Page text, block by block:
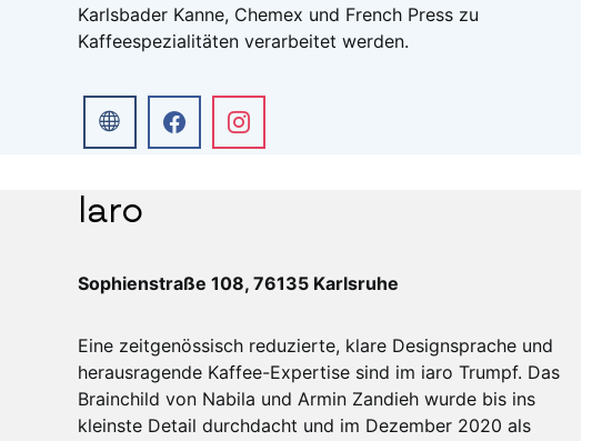
Karlsbader Kanne, Chemex und French Press zu
Kaffeespezialitäten verarbeitet werden.
Iaro
Sophienstraße 108, 76135 Karlsruhe
Eine zeitgenössisch reduzierte, klare Designsprache und
herausragende Kaffee-Expertise sind im iaro Trumpf. Das
Brainchild von Nabila und Armin Zandieh wurde bis ins
kleinste Detail durchdacht und im Dezember 2020 als